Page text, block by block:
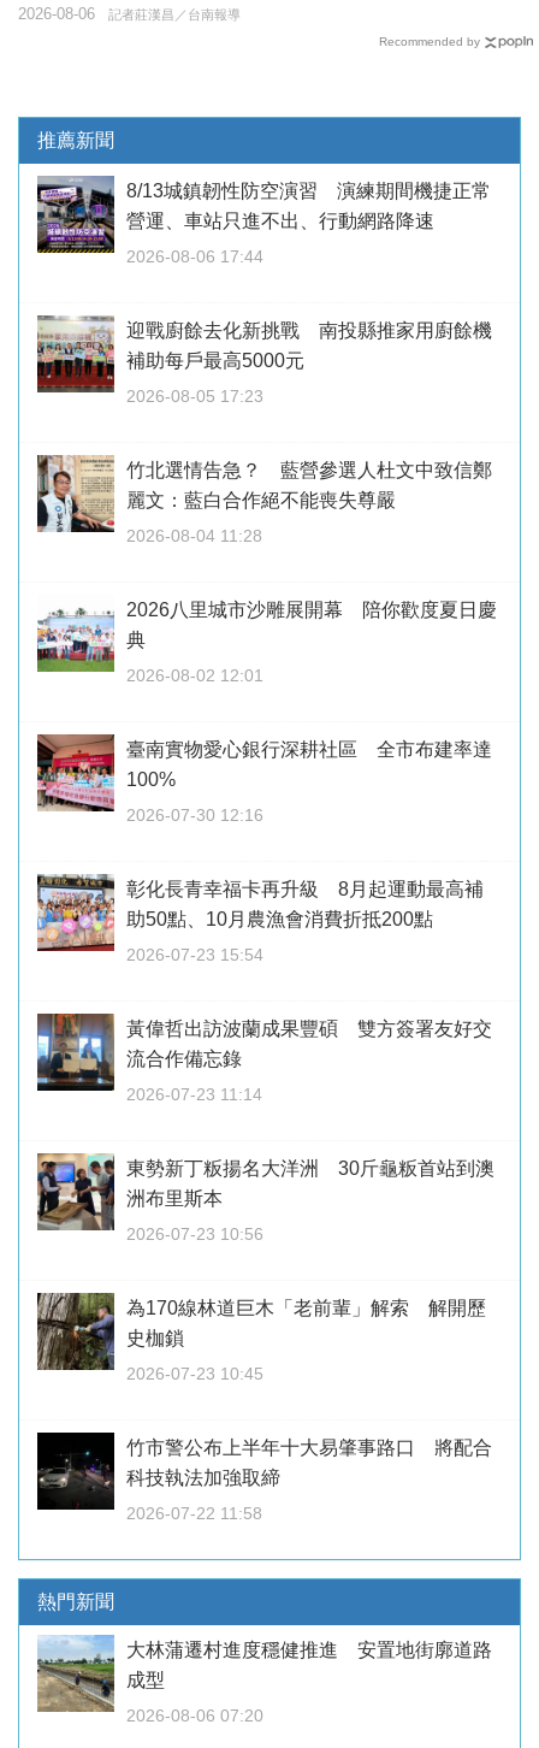
記者莊漢昌／台南報導
2026-08-06
Recommended by
推薦新聞
8/13城鎮韌性防空演習 演練期間機捷正常
營運、車站只進不出、行動網路降速
2026-08-06 17:44
迎戰廚餘去化新挑戰 南投縣推家用廚餘機
補助每戶最高5000元
2026-08-05 17:23
竹北選情告急？ 藍營參選人杜文中致信鄭
麗文：藍白合作絕不能喪失尊嚴
2026-08-04 11:28
2026八里城市沙雕展開幕 陪你歡度夏日慶
典
2026-08-02 12:01
臺南實物愛心銀行深耕社區 全市布建率達
100%
2026-07-30 12:16
彰化長青幸福卡再升級 8月起運動最高補
助50點、10月農漁會消費折抵200點
2026-07-23 15:54
黃偉哲出訪波蘭成果豐碩 雙方簽署友好交
流合作備忘錄
2026-07-23 11:14
東勢新丁粄揚名大洋洲 30斤龜粄首站到澳
洲布里斯本
2026-07-23 10:56
為170線林道巨木「老前輩」解索 解開歷
史枷鎖
2026-07-23 10:45
竹市警公布上半年十大易肇事路口 將配合
科技執法加強取締
2026-07-22 11:58
熱門新聞
大林蒲遷村進度穩健推進 安置地街廓道路
成型
2026-08-06 07:20